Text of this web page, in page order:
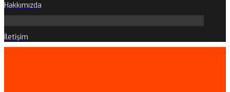
Hakkımızda
İletişim